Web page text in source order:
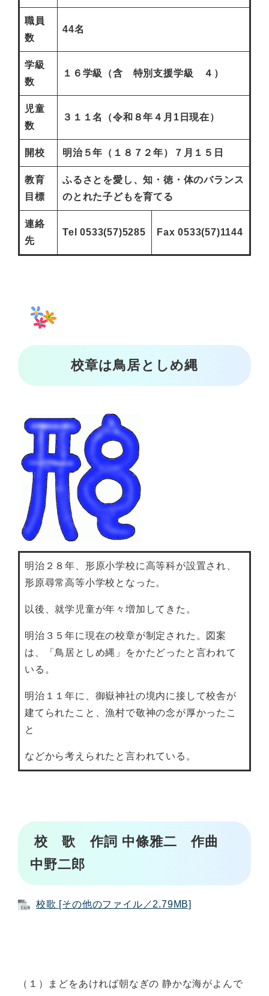
職員
数
44名
学級
数
１６学級（含 特別支援学級 ４）
児童
数
３１１名（令和８年４月1日現在）
開校 明治５年（１８７２年）７月１５日
教育
目標
ふるさとを愛し、知・徳・体のバランス
のとれた子どもを育てる
連絡
先
Tel 0533(57)5285 Fax 0533(57)1144
校章は鳥居としめ縄
明治２８年、形原小学校に高等科が設置され、
形原尋常高等小学校となった。
以後、就学児童が年々増加してきた。
明治３５年に現在の校章が制定された。図案
は、「鳥居としめ縄」をかたどったと言われて
いる。
明治１１年に、御嶽神社の境内に接して校舎が
建てられたこと、漁村で敬神の念が厚かったこ
と
などから考えられたと言われている。
校 歌 作詞 中條雅二 作曲
中野二郎
校歌 [その他のファイル／2.79MB]
（１）まどをあければ朝なぎの 静かな海がよんで